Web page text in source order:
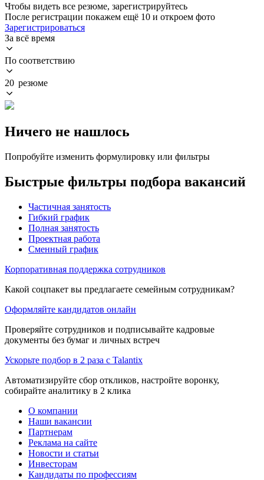
Чтобы видеть все резюме, зарегистрируйтесь
После регистрации покажем ещё 10 и откроем фото
Зарегистрироваться
За всё время
По соответствию
20 резюме
Ничего не нашлось
Попробуйте изменить формулировку или фильтры
Быстрые фильтры подбора вакансий
Частичная занятость
Гибкий график
Полная занятость
Проектная работа
Сменный график
Корпоративная поддержка сотрудников
Какой соцпакет вы предлагаете семейным сотрудникам?
Оформляйте кандидатов онлайн
Проверяйте сотрудников и подписывайте кадровые
документы без бумаг и личных встреч
Ускорьте подбор в 2 раза с Talantix
Автоматизируйте сбор откликов, настройте воронку,
собирайте аналитику в 2 клика
О компании
Наши вакансии
Партнерам
Реклама на сайте
Новости и статьи
Инвесторам
Кандидаты по профессиям